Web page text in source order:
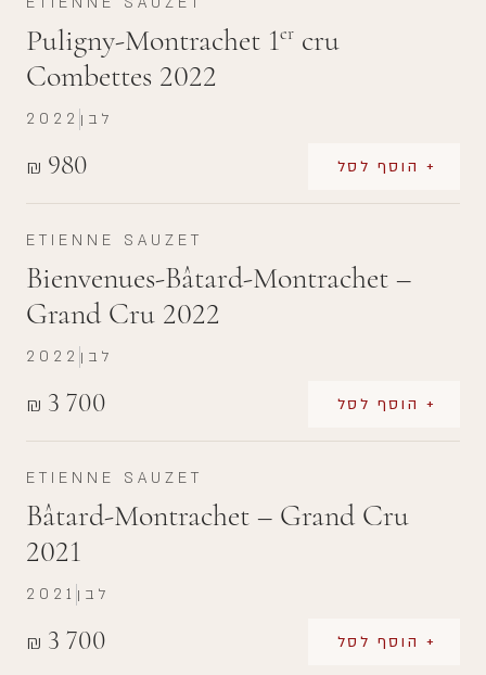
Puligny-Montrachet 1er cru
Combettes 2022
₪ 980 + הוסף לסל
2022 לבן
ETIENNE SAUZET
Bienvenues-Bâtard-Montrachet –
Grand Cru 2022
₪ 3 700 + הוסף לסל
2022 לבן
ETIENNE SAUZET
Bâtard-Montrachet – Grand Cru
2021
₪ 3 700 + הוסף לסל
2021 לבן